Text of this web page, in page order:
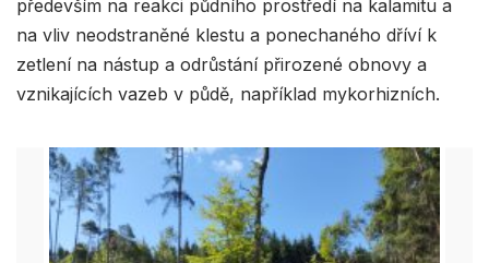
především na reakci půdního prostředí na kalamitu a
na vliv neodstraněné klestu a ponechaného dříví k
zetlení na nástup a odrůstání přirozené obnovy a
vznikajících vazeb v půdě, například mykorhizních.